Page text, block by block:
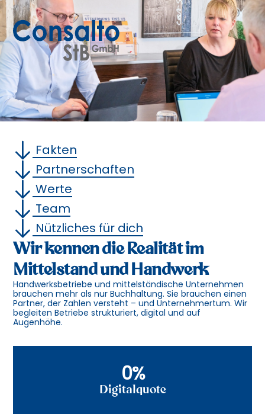
Steuerberatung mit
Fundament.
Wir kennen die Realität im
Mittelstand und Handwerk
Handwerksbetriebe und mittelständische Unternehmen
brauchen mehr als nur Buchhaltung. Sie brauchen einen
Partner, der Zahlen versteht – und Unternehmertum. Wir
begleiten Betriebe strukturiert, digital und auf
Augenhöhe.
Fakten
Partnerschaften
Werte
Team
Nützliches für dich
Digitalquote
0%